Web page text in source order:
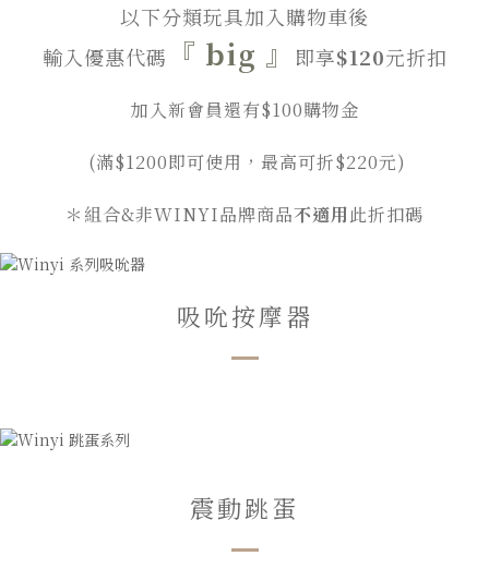
以下分類玩具加入購物車後
輸入優惠代碼
『 big 』 即享$120元折扣
加入新會員還有$100購物金
(滿$1200即可使用 ， 最高可折$220元)
＊組合&非WINYI品牌商品不適用此折扣碼
吸吮按摩器
震動跳蛋